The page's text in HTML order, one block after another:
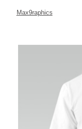
Max9raphics